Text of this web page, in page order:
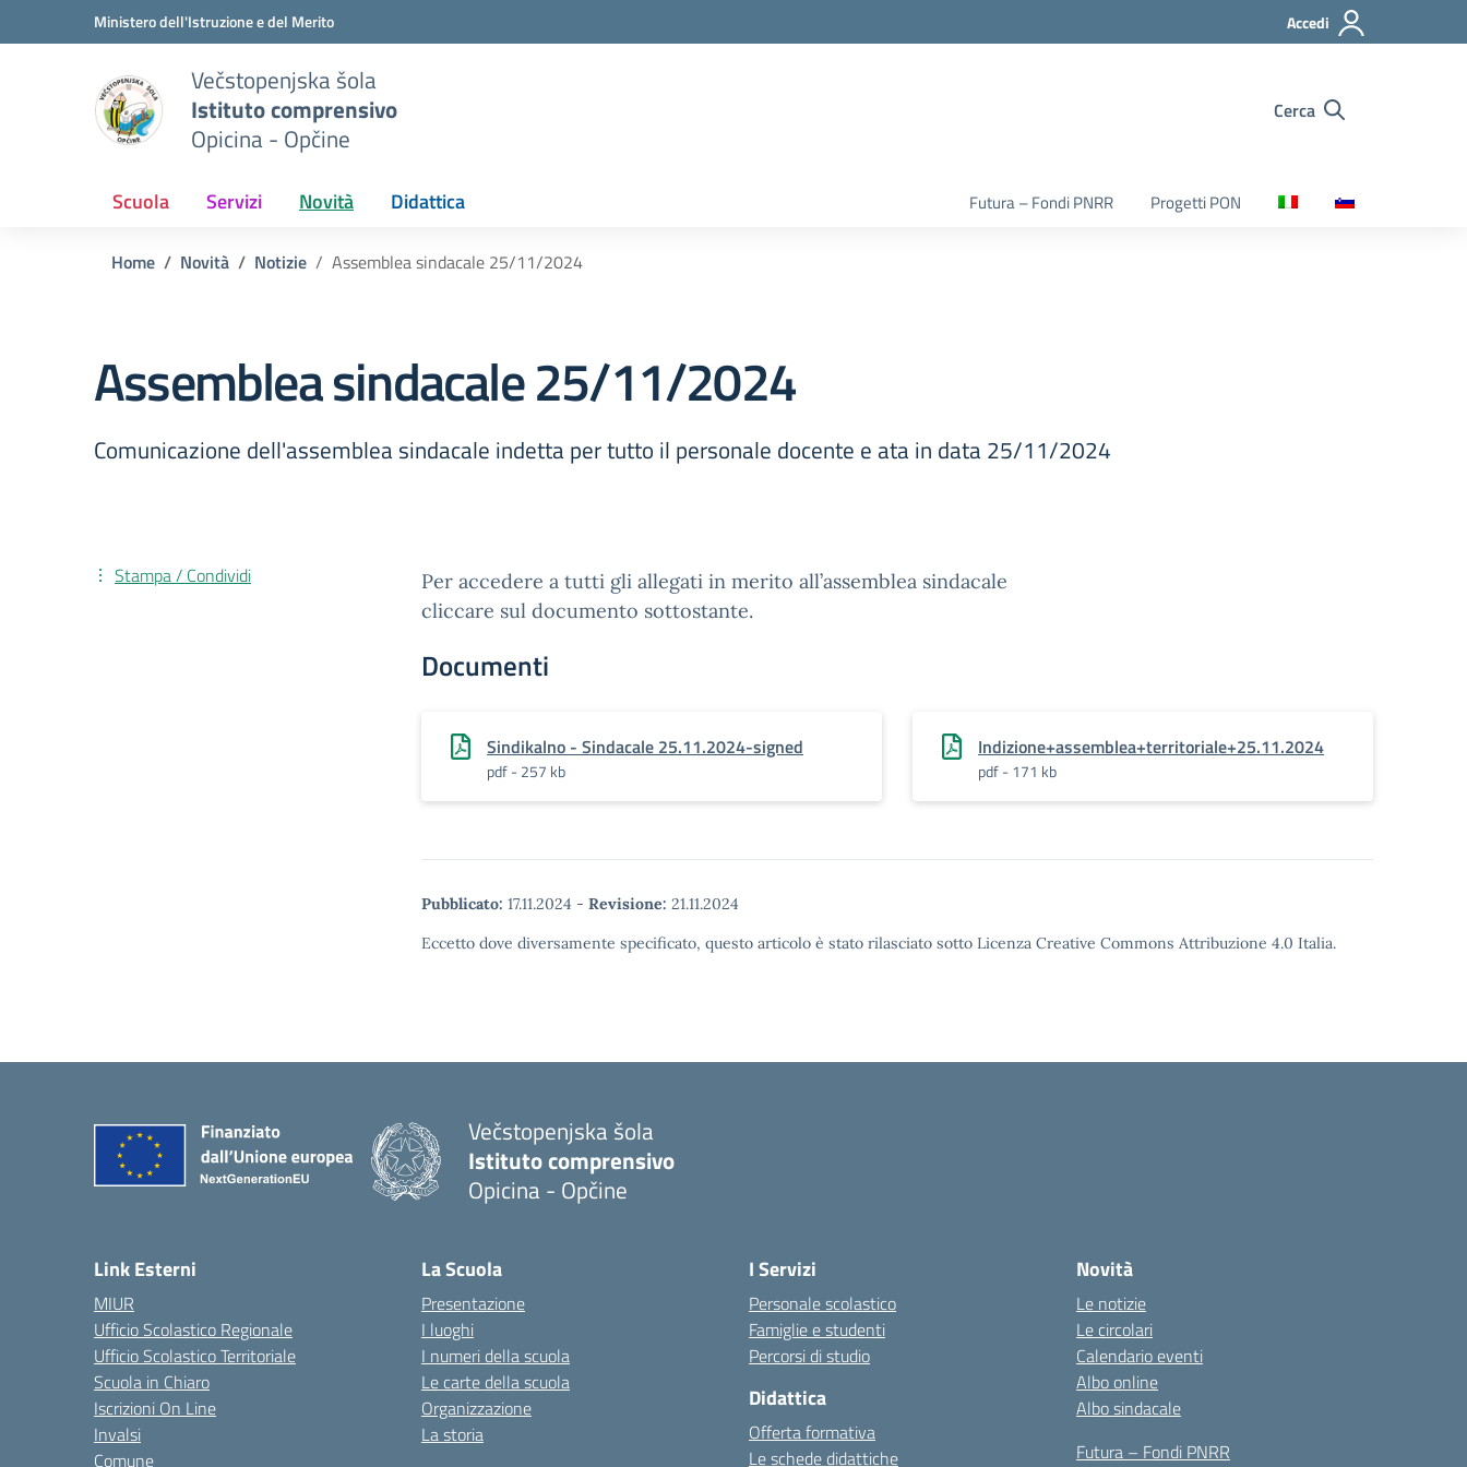
Vai ai contenuti
Vai al menu di navigazioneMinistero dell'Istruzione e del Merito Accedi
Večstopenjska šola
Istituto comprensivo
Opicina - Opčine
Cerca
Scuola Servizi Novità Didattica Futura – Fondi PNRR Progetti PON
Home Novità Notizie Assemblea sindacale 25/11/2024
Assemblea sindacale 25/11/2024
Comunicazione dell'assemblea sindacale indetta per tutto il personale docente e ata in data 25/11/2024
Per accedere a tutti gli allegati in merito all’assemblea sindacale
cliccare sul documento sottostante.
Documenti
Sindikalno - Sindacale 25.11.2024-signed
pdf - 257 kb
Indizione+assemblea+territoriale+25.11.2024
pdf - 171 kb
Pubblicato: 17.11.2024 - Revisione: 21.11.2024
Eccetto dove diversamente specificato, questo articolo è stato rilasciato sotto Licenza Creative Commons Attribuzione 4.0 Italia.
Stampa / Condividi
Večstopenjska šola
Istituto comprensivo
Opicina - Opčine
Link Esterni
MIUR
Ufficio Scolastico Regionale
Ufficio Scolastico Territoriale
Scuola in Chiaro
Iscrizioni On Line
Invalsi
Comune
La Scuola
Presentazione
I luoghi
I numeri della scuola
Le carte della scuola
Organizzazione
La storia
I Servizi
Personale scolastico
Famiglie e studenti
Percorsi di studio
Didattica
Offerta formativa
Le schede didattiche
Novità
Le notizie
Le circolari
Calendario eventi
Albo online
Albo sindacale
Futura – Fondi PNRR